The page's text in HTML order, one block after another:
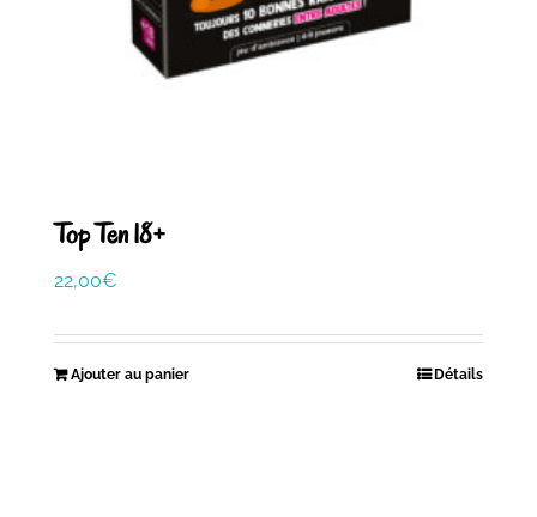
Top Ten 18+
22,00€
Ajouter au panier Détails